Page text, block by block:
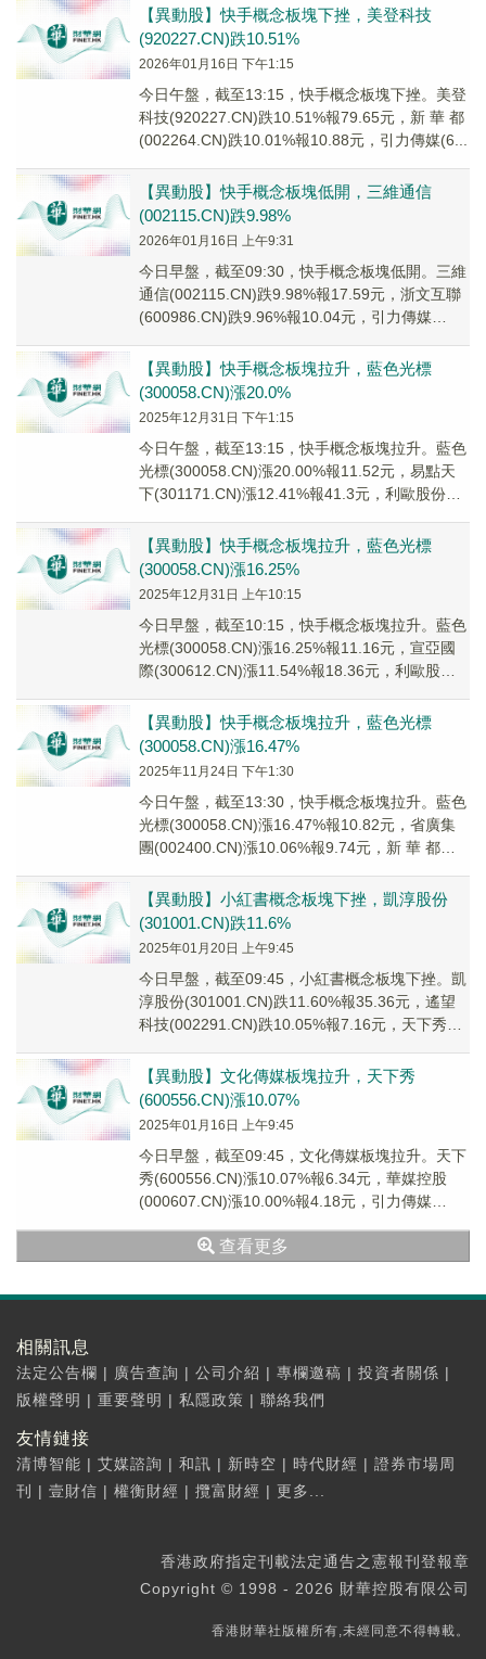
【異動股】快手概念板塊下挫，美登科技
(920227.CN)跌10.51%
2026年01月16日 下午1:15
今日午盤，截至13:15，快手概念板塊下挫。美登
科技(920227.CN)跌10.51%報79.65元，新 華 都
(002264.CN)跌10.01%報10.88元，引力傳媒(6...
【異動股】快手概念板塊低開，三維通信
(002115.CN)跌9.98%
2026年01月16日 上午9:31
今日早盤，截至09:30，快手概念板塊低開。三維
通信(002115.CN)跌9.98%報17.59元，浙文互聯
(600986.CN)跌9.96%報10.04元，引力傳媒
【異動股】快手概念板塊拉升，藍色光標
(300058.CN)漲20.0%
2025年12月31日 下午1:15
今日午盤，截至13:15，快手概念板塊拉升。藍色
光標(300058.CN)漲20.00%報11.52元，易點天
下(301171.CN)漲12.41%報41.3元，利歐股份
【異動股】快手概念板塊拉升，藍色光標
(300058.CN)漲16.25%
2025年12月31日 上午10:15
今日早盤，截至10:15，快手概念板塊拉升。藍色
光標(300058.CN)漲16.25%報11.16元，宣亞國
際(300612.CN)漲11.54%報18.36元，利歐股份
【異動股】快手概念板塊拉升，藍色光標
(300058.CN)漲16.47%
2025年11月24日 下午1:30
今日午盤，截至13:30，快手概念板塊拉升。藍色
光標(300058.CN)漲16.47%報10.82元，省廣集
團(002400.CN)漲10.06%報9.74元，新 華 都
【異動股】小紅書概念板塊下挫，凱淳股份
(301001.CN)跌11.6%
2025年01月20日 上午9:45
今日早盤，截至09:45，小紅書概念板塊下挫。凱
淳股份(301001.CN)跌11.60%報35.36元，遙望
科技(002291.CN)跌10.05%報7.16元，天下秀
【異動股】文化傳媒板塊拉升，天下秀
(600556.CN)漲10.07%
2025年01月16日 上午9:45
今日早盤，截至09:45，文化傳媒板塊拉升。天下
秀(600556.CN)漲10.07%報6.34元，華媒控股
(000607.CN)漲10.00%報4.18元，引力傳媒
查看更多
相關訊息
法定公告欄 | 廣告查詢 | 公司介紹 | 專欄邀稿 | 投資者關係 |
版權聲明 | 重要聲明 | 私隱政策 | 聯絡我們
友情鏈接
清博智能 | 艾媒諮詢 | 和訊 | 新時空 | 時代財經 | 證券市場周
刊
| 壹財信 | 權衡財經 | 攬富財經 | 更多...
香港政府指定刊載法定通告之憲報刊登報章
Copyright © 1998 - 2026 財華控股有限公司
香港財華社版權所有,未經同意不得轉載。